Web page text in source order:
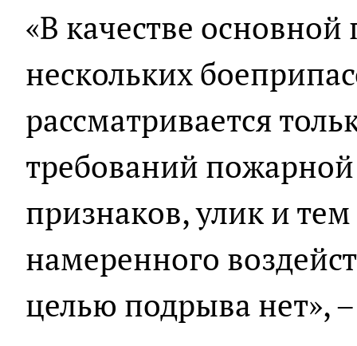
«В качестве
нескольких
рассматривается
требований
признаков, улик и
намеренного
целью подрыва нет»,